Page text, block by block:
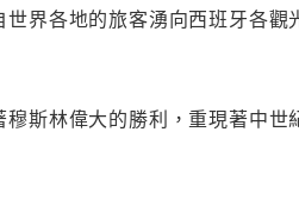
界各地的旅客湧向西班牙各
斯林偉大的勝利，重現著中